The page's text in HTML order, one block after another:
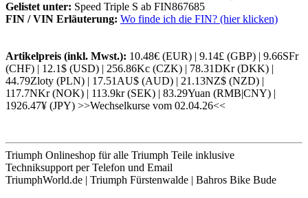
Gelistet unter: Speed Triple S ab FIN867685
FIN / VIN Erläuterung: Wo finde ich die FIN? (hier klicken)
Artikelpreis (inkl. Mwst.): 10.48€ (EUR) | 9.14£ (GBP) | 9.66SFr
(CHF) | 12.1$ (USD) | 256.86Kc (CZK) | 78.31DKr (DKK) |
44.79Zloty (PLN) | 17.51AU$ (AUD) | 21.13NZ$ (NZD) |
117.7NKr (NOK) | 113.9kr (SEK) | 83.29Yuan (RMB|CNY) |
1926.47¥ (JPY) >>Wechselkurse vom 02.04.26<<
Triumph Onlineshop für alle Triumph Teile inklusive
Techniksupport per Telefon und Email
TriumphWorld.de | Triumph Fürstenwalde | Bahros Bike Bude